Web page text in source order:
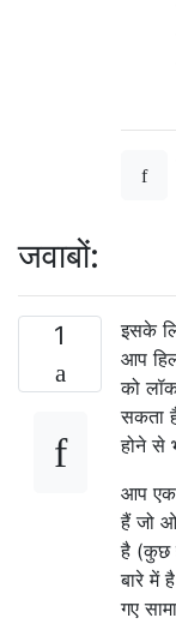
जवाबों:
1
इसके
आप
को
सकता
होने से
आप एक
हैं जो
है (कुछ
बारे में
गए